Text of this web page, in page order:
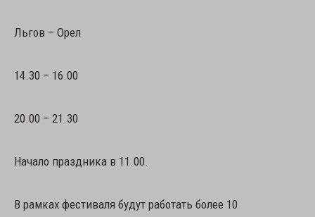
Льгов – Орел
14.30 – 16.00
20.00 – 21.30
Начало праздника в 11.00.
В рамках фестиваля будут работать более 10